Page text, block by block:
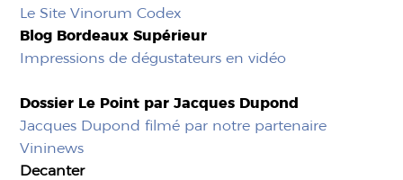
Le Site Vinorum Codex
Blog Bordeaux Supérieur
Impressions de dégustateurs en vidéo
Dossier Le Point par Jacques Dupond
Jacques Dupond filmé par notre partenaire
Vininews
Decanter